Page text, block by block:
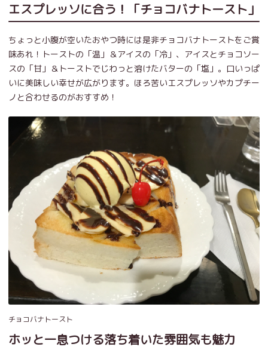
エスプレッソに合う！「チョコバナトースト」
ちょっと小腹が空いたおやつ時には是非チョコバナトーストをご賞
味あれ！トーストの「温」＆アイスの「冷」、アイスとチョコソー
スの「甘」＆トーストでじわっと溶けたバターの「塩」。口いっぱ
いに美味しい幸せが広がります。ほろ苦いエスプレッソやカプチー
ノと合わせるのがおすすめ！
チョコバナトースト
ホッと一息つける落ち着いた雰囲気も魅力